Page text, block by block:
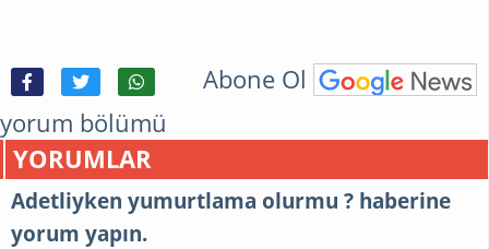
Abone Ol
yorum bölümü
YORUMLAR
Adetliyken yumurtlama olurmu ? haberine
yorum yapın.